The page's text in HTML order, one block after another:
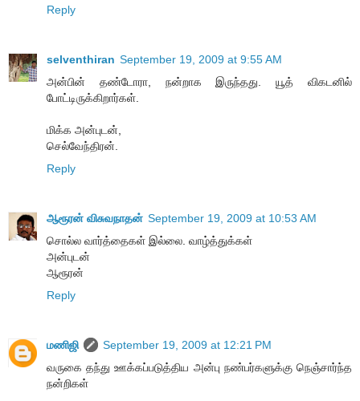
Reply
selventhiran September 19, 2009 at 9:55 AM
அன்பின் தண்டோரா, நன்றாக இருந்தது. யூத் விகடனில்
போட்டிருக்கிறார்கள்.
மிக்க அன்புடன்,
செல்வேந்திரன்.
Reply
ஆரூரன் விசுவநாதன் September 19, 2009 at 10:53 AM
சொல்ல வார்த்தைகள் இல்லை. வாழ்த்துக்கள்
அன்புடன்
ஆரூரன்
Reply
மணிஜி
September 19, 2009 at 12:21 PM
வருகை தந்து ஊக்கப்படுத்திய அன்பு நண்பர்களுக்கு நெஞ்சார்ந்த
நன்றிகள்